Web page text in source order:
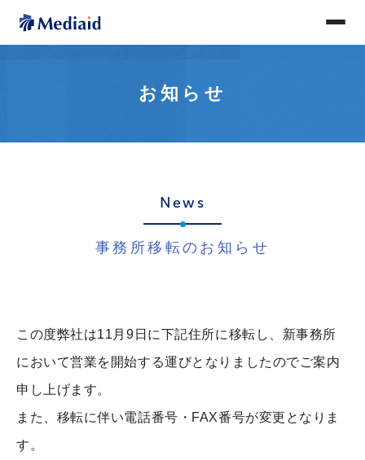
お知らせ
News
事務所移転のお知らせ
この度弊社は11月9日に下記住所に移転し、新事務所
において営業を開始する運びとなりましたのでご案内
申し上げます。
また、移転に伴い電話番号・FAX番号が変更となりま
す。